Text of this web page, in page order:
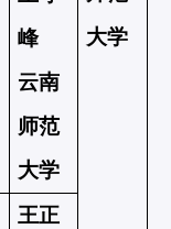
大学
峰
云南
师范
大学
王正